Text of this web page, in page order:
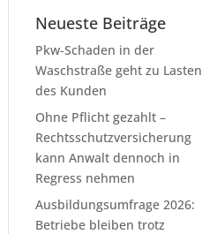
Neueste Beiträge
Pkw-Schaden in der
Waschstraße geht zu Lasten
des Kunden
Ohne Pflicht gezahlt –
Rechtsschutzversicherung
kann Anwalt dennoch in
Regress nehmen
Ausbildungsumfrage 2026:
Betriebe bleiben trotz